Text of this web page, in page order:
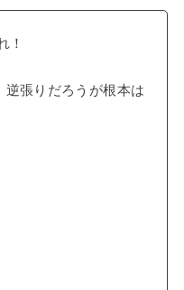
！
逆張りだろうが根本は